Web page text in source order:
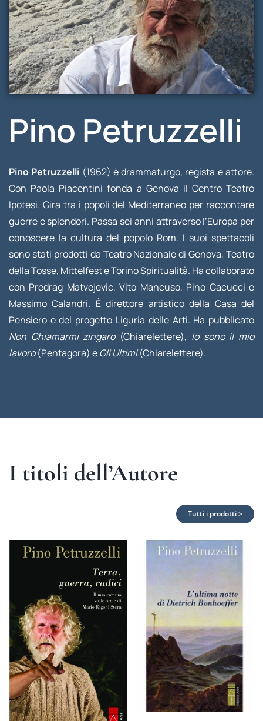
Pino Petruzzelli
Pino Petruzzelli (1962) è drammaturgo, regista e attore.
Con Paola Piacentini fonda a Genova il Centro Teatro
Ipotesi. Gira tra i popoli del Mediterraneo per raccontare
guerre e splendori. Passa sei anni attraverso l’Europa per
conoscere la cultura del popolo Rom. I suoi spettacoli
sono stati prodotti da Teatro Nazionale di Genova, Teatro
della Tosse, Mittelfest e Torino Spiritualità. Ha collaborato
con Predrag Matvejevic, Vito Mancuso, Pino Cacucci e
Massimo Calandri. È direttore artistico della Casa del
Pensiero e del progetto Liguria delle Arti. Ha pubblicato
Non Chiamarmi zingaro(Chiarelettere), Io sono il mio
lavoro(Pentagora) eGli Ultimi(Chiarelettere).
I titoli dell’Autore
Tutti i prodotti >